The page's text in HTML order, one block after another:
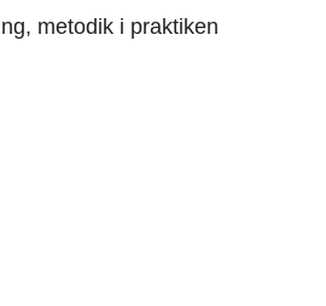
metodik i praktiken